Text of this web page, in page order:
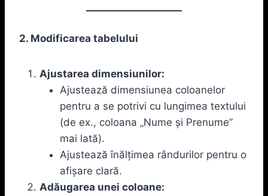
2. Modificarea tabelului
Ajustarea dimensiunilor:
Ajustează dimensiunea coloanelor
pentru a se potrivi cu lungimea textului
(de ex., coloana „Nume și Prenume”
mai lată).
Ajustează înălțimea rândurilor pentru o
afișare clară.
Adăugarea unei coloane: